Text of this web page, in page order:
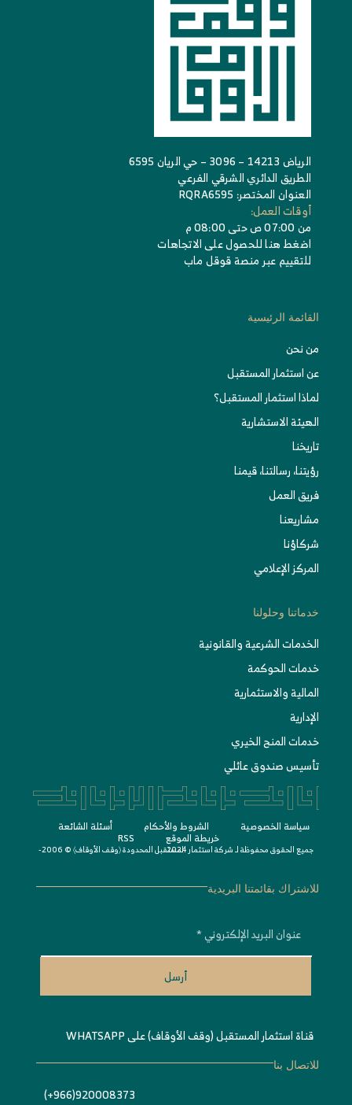
الرياض 14213 – 3096 – حي الريان 6595
الطريق الدائري الشرقي الفرعي
العنوان المختصر: RQRA6595
أوقات العمل:
من 07:00 ص حتى 08:00 م
اضغط هنا للحصول على الاتجاهات
للتقييم عبر منصة قوقل ماب
القائمة الرئيسية
من نحن
عن استثمار المستقبل
لماذا استثمار المستقبل؟
الهيئة الاستشارية
تاريخنا
رؤيتنا، رسالتنا، قيمنا
فريق العمل
مشاريعنا
شركاؤنا
المركز الإعلامي
خدماتنا وحلولنا
الخدمات الشرعية والقانونية
خدمات الحوكمة
المالية والاستثمارية
الإدارية
خدمات المنح الخيري
تأسيس صندوق عائلي
للاشتراك بقائمتنا البريدية
أرسل
قناة استثمار المستقبل (وقف الأوقاف) على WHATSAPP
للاتصال بنا
920008373(966+)
سياسة الخصوصية الشروط واﻷحكام أسئلة الشائعة
خريطة الموقع RSS
جميع الحقوق محفوظة لـشركة استثمار المستقبل المحدودة 〈وقف الأوقاف〉 © 2006-2024